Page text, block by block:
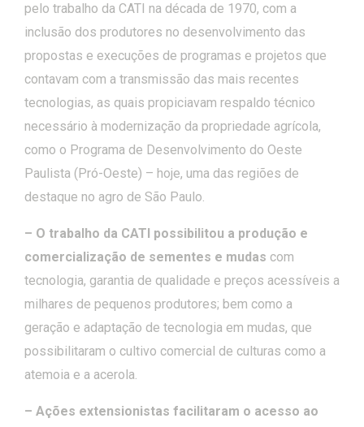
pelo trabalho da CATI na década de 1970, com a
inclusão dos produtores no desenvolvimento das
propostas e execuções de programas e projetos que
contavam com a transmissão das mais recentes
tecnologias, as quais propiciavam respaldo técnico
necessário à modernização da propriedade agrícola,
como o Programa de Desenvolvimento do Oeste
Paulista (Pró-Oeste) – hoje, uma das regiões de
destaque no agro de São Paulo.
– O trabalho da CATI possibilitou a produção e
comercialização de sementes e mudas com
tecnologia, garantia de qualidade e preços acessíveis a
milhares de pequenos produtores; bem como a
geração e adaptação de tecnologia em mudas, que
possibilitaram o cultivo comercial de culturas como a
atemoia e a acerola.
– Ações extensionistas facilitaram o acesso ao